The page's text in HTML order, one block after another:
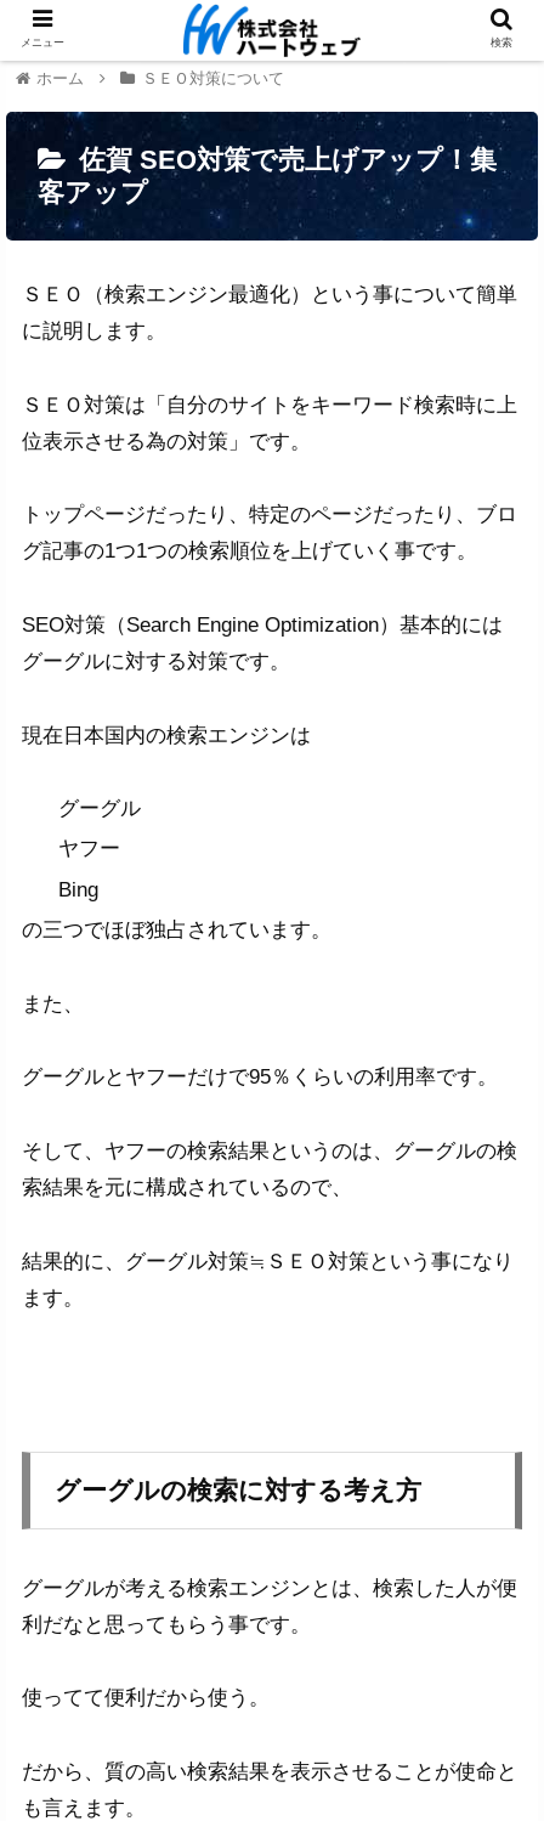
ホーム ＳＥＯ対策について
佐賀 SEO対策で売上げアップ！集
客アップ
ＳＥＯ（検索エンジン最適化）という事について簡単
に説明します。
ＳＥＯ対策は「自分のサイトをキーワード検索時に上
位表示させる為の対策」です。
トップページだったり、特定のページだったり、ブロ
グ記事の1つ1つの検索順位を上げていく事です。
SEO対策（Search Engine Optimization）基本的には
グーグルに対する対策です。
現在日本国内の検索エンジンは
グーグル
ヤフー
Bing
の三つでほぼ独占されています。
また、
グーグルとヤフーだけで95％くらいの利用率です。
そして、ヤフーの検索結果というのは、グーグルの検
索結果を元に構成されているので、
結果的に、グーグル対策≒ＳＥＯ対策という事になり
ます。
グーグルの検索に対する考え方
グーグルが考える検索エンジンとは、検索した人が便
利だなと思ってもらう事です。
使ってて便利だから使う。
だから、質の高い検索結果を表示させることが使命と
も言えます。
メニュー 検索